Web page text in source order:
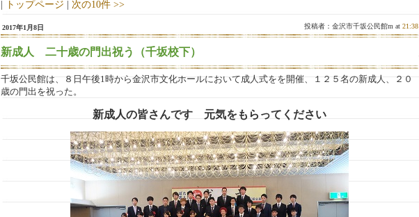
| トップページ | 次の10件 >>
2017年1月8日 投稿者：金沢市千坂公民館m at21:38
新成人 二十歳の門出祝う（千坂校下）
千坂公民館は、８日午後1時から金沢市文化ホールにおいて成人式をを開催、１２５名の新成人、２０
歳の門出を祝った。
新成人の皆さんです 元気をもらってください